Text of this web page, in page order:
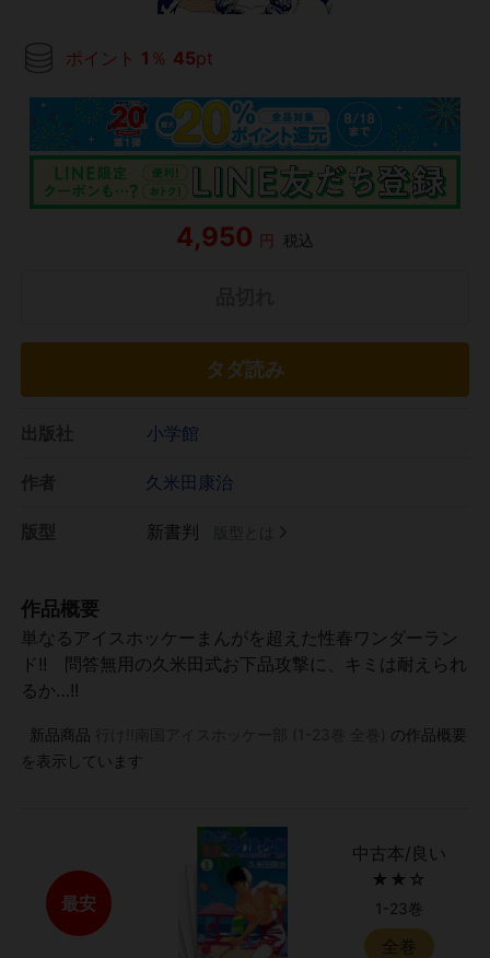
ポイント 1 ％ 45pt
4,950 円 税込
タダ読み
小学館
久米田康治
新書判
作品概要
単なるアイスホッケーまんがを超えた性春ワンダーラン
ド!! 問答無用の久米田式お下品攻撃に、キミは耐えられ
るか…!!
新品商品
の作品概要
を表示しています
最安
中古本/良い
★★☆
1-23巻
全巻